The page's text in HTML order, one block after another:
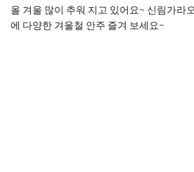
올 겨울 많이 추워 지고 있어요~ 신림가라
에 다양한 겨울철 안주 즐겨 보세요~